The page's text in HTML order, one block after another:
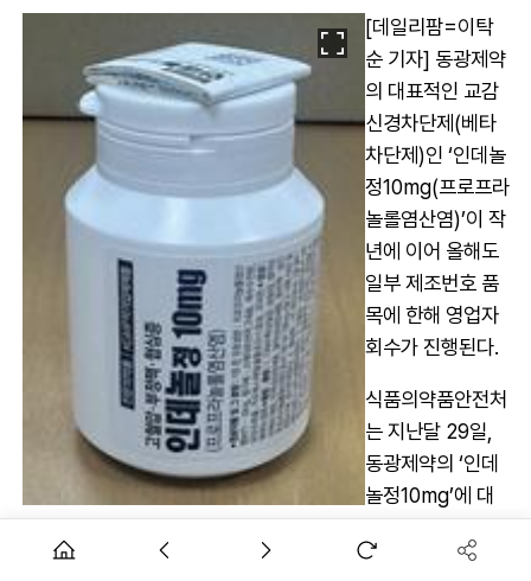
[데일리팜=이탁
순 기자] 동광제약
의 대표적인 교감
신경차단제(베타
차단제)인 ‘인데놀
정10mg(프로프라
놀롤염산염)’이 작
년에 이어 올해도
일부 제조번호 품
목에 한해 영업자
회수가 진행된다.
식품의약품안전처
는 지난달 29일,
동광제약의 ‘인데
놀정10mg’에 대
해 니트로사민계
불순물(N-nitroso-propranolol) 허용기준 초과 검출에 따